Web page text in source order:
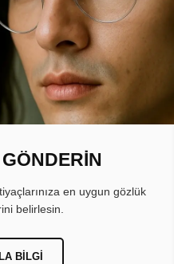
en uygun gözlük
belirlesin.
BILGI